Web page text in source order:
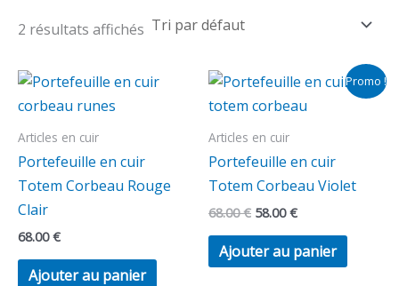
2 résultats affichés
Articles en cuir
Portefeuille en cuir
Totem Corbeau Rouge
Clair
68.00€
Ajouter au panier
Promo !
Articles en cuir
Portefeuille en cuir
Totem Corbeau Violet
68.00€
Le
prix
initial
68.00 €.
58.00€
Le
prix
actuel
Ajouter au panier